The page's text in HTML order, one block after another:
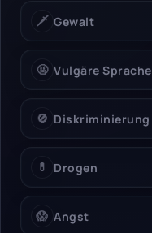
🗡️ Gewalt
🤬 Vulgäre Sprache
🚫 Diskriminierung
💊 Drogen
😱 Angst